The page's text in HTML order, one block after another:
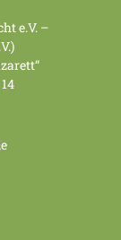
e.V. –